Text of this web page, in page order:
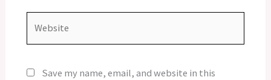
Save my name, email, and website in this